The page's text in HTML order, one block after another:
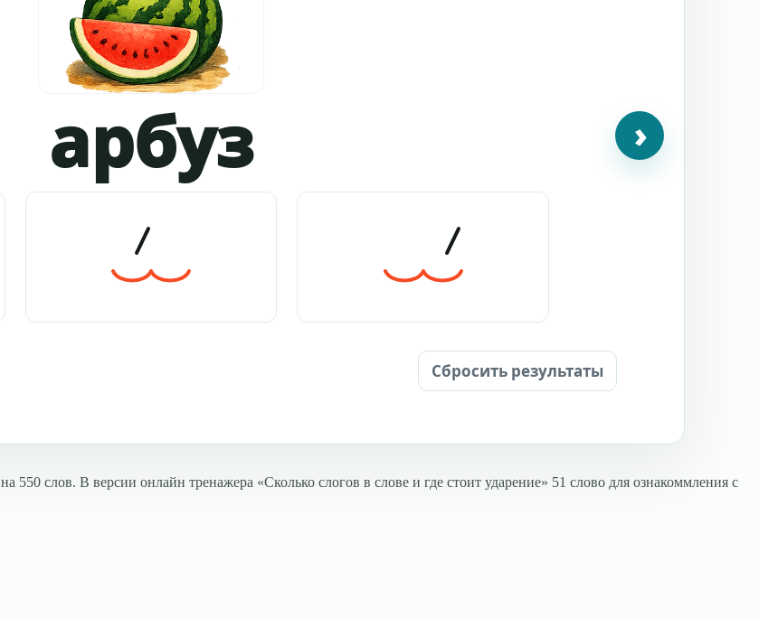
арбуз
Сбросить результаты
›
на 550 слов. В версии онлайн тренажера «Сколько слогов в слове и где стоит ударение» 51 слово для ознакоммления с